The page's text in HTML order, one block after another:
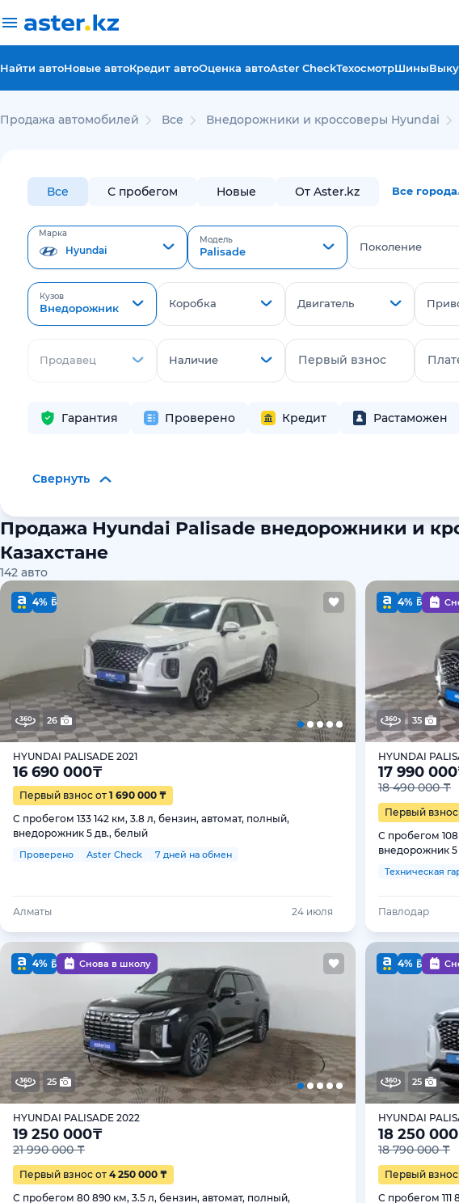
Найти автоНовые автоКредит автоОценка автоAster CheckТехосмотрШины
Продажа автомобилей Все Внедорожники и кроссоверы Hyundai
Все С пробегом Новые От Aster.kz Все города
Марка
Hyundai
Модель
Palisade Поколение
Кузов
Внедорожник Коробка Двигатель
Продавец Наличие Первый взнос
Гарантия Проверено Кредит Растаможен
Свернуть
Продажа Hyundai Palisade внедорожники и
Казахстане
142 авто
4%
26
HYUNDAI PALISADE 2021
16 690 000₸
Первый взнос от 1 690 000 ₸
С пробегом 133 142 км, 3.8 л, бензин, автомат, полный,
внедорожник 5 дв., белый
Проверено Aster Check 7 дней на обмен
Алматы 24 июля
4%
35
HYUNDAI
17 990 000
18 490 000 ₸
Первый взнос
С пробегом
внедорожник
Техническая
Павлодар
4% Снова в школу
25
HYUNDAI PALISADE 2022
19 250 000₸
21 990 000 ₸
Первый взнос от 4 250 000 ₸
С пробегом 80 890 км, 3.5 л, бензин, автомат, полный,
4%
25
HYUNDAI
18 250 000
18 790 000 ₸
Первый взнос
С пробегом 111